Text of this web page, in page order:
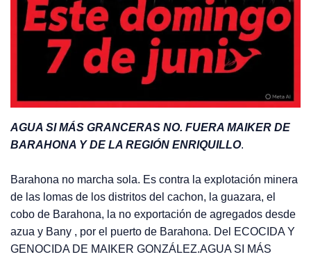
AGUA SI MÁS GRANCERAS NO. FUERA MAIKER DE
BARAHONA Y DE LA REGIÓN ENRIQUILLO.
Barahona no marcha sola. Es contra la explotación minera
de las lomas de los distritos del cachon, la guazara, el
cobo de Barahona, la no exportación de agregados desde
azua y Bany , por el puerto de Barahona. Del ECOCIDA Y
GENOCIDA DE MAIKER GONZÁLEZ.AGUA SI MÁS